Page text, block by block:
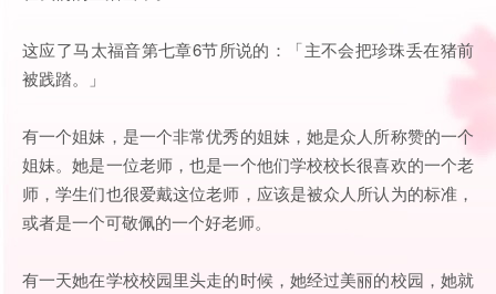
这应了马太福音第七章6节所说的：「主不会把珍珠丢在猪前
被践踏。」
有一个姐妹，是一个非常优秀的姐妹，她是众人所称赞的一个
姐妹。她是一位老师，也是一个他们学校校长很喜欢的一个老
师，学生们也很爱戴这位老师，应该是被众人所认为的标准，
或者是一个可敬佩的一个好老师。
有一天她在学校校园里头走的时候，她经过美丽的校园，她就